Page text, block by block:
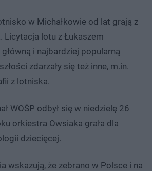
w Michałkowie od lat grają z
Licytacja lotu z Łukaszem
i najbardziej popularną
zdarzały się też inne, m.in.
z lotniska.
WOŚP odbył się w niedzielę 26
orkiestra Owsiaka grała dla
dziecięcej.
wskazują, że zebrano w Polsce i na